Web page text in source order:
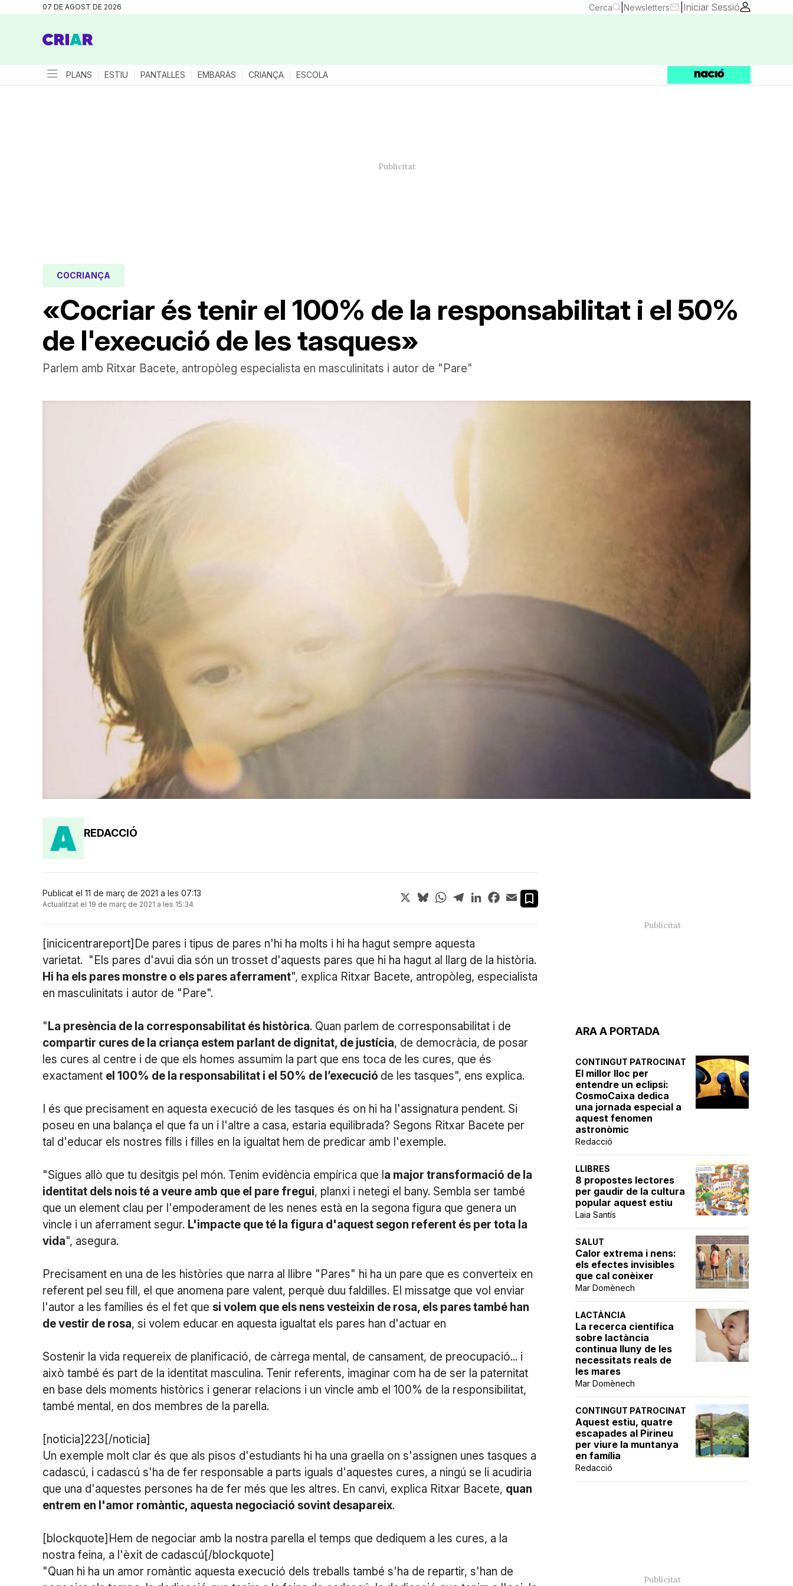
07 DE AGOST DE 2026 Cerca Newsletters Iniciar Sessió
PLANS ESTIU PANTALLES EMBARÀS CRIANÇA ESCOLA
«Cocriar és tenir el 100% de la responsabilitat i el 50%
de l'execució de les tasques»
COCRIANÇA
Parlem amb Ritxar Bacete, antropòleg especialista en masculinitats i autor de "Pare"
ARA A PORTADA
CONTINGUT PATROCINAT
El millor lloc per
entendre un eclipsi:
CosmoCaixa dedica
una jornada especial a
aquest fenomen
astronòmic
Redacció
LLIBRES
8 propostes lectores
per gaudir de la cultura
popular aquest estiu
Laia Santís
SALUT
Calor extrema i nens:
els efectes invisibles
que cal conèixer
Mar Domènech
LACTÀNCIA
La recerca científica
sobre lactància
continua lluny de les
necessitats reals de
les mares
Mar Domènech
CONTINGUT PATROCINAT
Aquest estiu, quatre
escapades al Pirineu
per viure la muntanya
en família
Redacció
REDACCIÓ
Publicat el 11 de març de 2021 a les 07:13
Actualitzat el 19 de març de 2021 a les 15:34
X BlueskyWhatsApp
TelegramLinkedInFacebook
Email
[inicicentrareport]De pares i tipus de pares n'hi ha molts i hi ha hagut sempre aquesta
varietat. "Els pares d'avui dia són un trosset d'aquests pares que hi ha hagut al llarg de la història.
Hi ha els pares monstre o els pares aferrament", explica Ritxar Bacete, antropòleg, especialista
en masculinitats i autor de "Pare".
" La presència de la corresponsabilitat és històrica. Quan parlem de corresponsabilitat i de
compartir cures de la criança estem parlant de dignitat, de justícia, de democràcia, de posar
les cures al centre i de que els homes assumim la part que ens toca de les cures, que és
exactament el 100% de la responsabilitat i el 50% de l’execució de les tasques", ens explica.
I és que precisament en aquesta execució de les tasques és on hi ha l'assignatura pendent. Si
poseu en una balança el que fa un i l'altre a casa, estaria equilibrada? Segons Ritxar Bacete per
tal d'educar els nostres fills i filles en la igualtat hem de predicar amb l'exemple.
"Sigues allò que tu desitgis pel món. Tenim evidència empírica que l a major transformació de la
identitat dels nois té a veure amb que el pare fregui, planxi i netegi el bany. Sembla ser també
que un element clau per l'empoderament de les nenes està en la segona figura que genera un
vincle i un aferrament segur. L'impacte que té la figura d'aquest segon referent és per tota la
vida", asegura.
Precisament en una de les històries que narra al llibre "Pares" hi ha un pare que es converteix en
referent pel seu fill, el que anomena pare valent, perquè duu faldilles. El missatge que vol enviar
l'autor a les famílies és el fet que si volem que els nens vesteixin de rosa, els pares també han
de vestir de rosa, si volem educar en aquesta igualtat els pares han d'actuar en
Sostenir la vida requereix de planificació, de càrrega mental, de cansament, de preocupació... i
això també és part de la identitat masculina. Tenir referents, imaginar com ha de ser la paternitat
en base dels moments històrics i generar relacions i un vincle amb el 100% de la responsibilitat,
també mental, en dos membres de la parella.
[noticia]223[/noticia]
Un exemple molt clar és que als pisos d'estudiants hi ha una graella on s'assignen unes tasques a
cadascú, i cadascú s'ha de fer responsable a parts iguals d'aquestes cures, a ningú se li acudiria
que una d'aquestes persones ha de fer més que les altres. En canvi, explica Ritxar Bacete, quan
entrem en l'amor romàntic, aquesta negociació sovint desapareix.
[blockquote]Hem de negociar amb la nostra parella el temps que dediquem a les cures, a la
nostra feina, a l'èxit de cadascú[/blockquote]
"Quan hi ha un amor romàntic aquesta execució dels treballs també s'ha de repartir, s'han de